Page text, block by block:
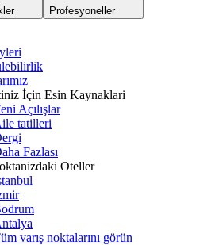
Profesyoneller
İçin Esin Kaynaklari
Açılışlar
tatilleri
Fazlası
Oteller
varış noktalarını görün